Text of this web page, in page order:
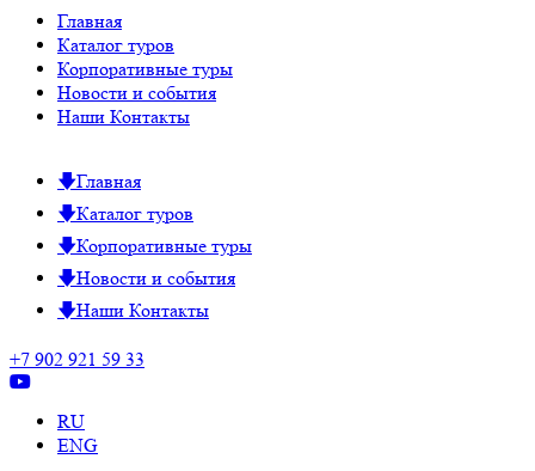
Главная
Каталог туров
Корпоративные туры
Новости и события
Наши Контакты
Главная
Каталог туров
Корпоративные туры
Новости и события
Наши Контакты
+7 902 921 59 33
RU
ENG